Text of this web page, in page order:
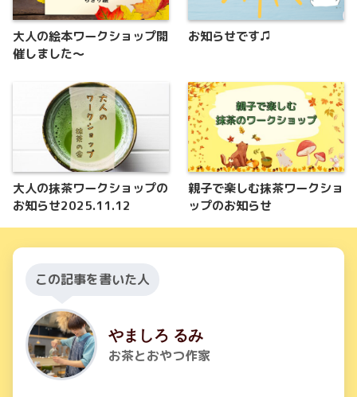
大人の絵本ワークショップ開
催しました〜
お知らせです♫
大人の抹茶ワークショップの
お知らせ2025.11.12
親子で楽しむ抹茶ワークショ
ップのお知らせ
この記事を書いた人
やましろ るみ
お茶とおやつ作家